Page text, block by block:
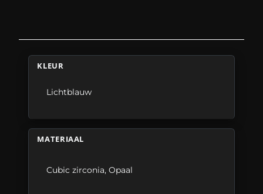
KLEUR
Lichtblauw
MATERIAAL
Cubic zirconia,Opaal